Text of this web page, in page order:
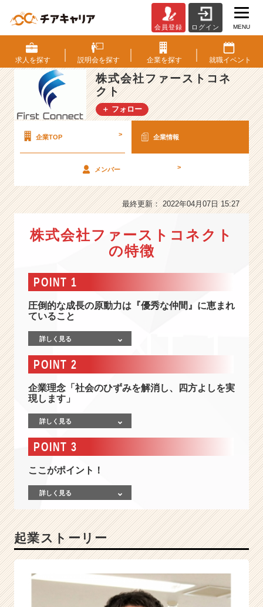
式
会
社
フ
ァ
ー
ス
ネ
ク
情
報
5
年
1
業】
歯
科
ビ
ネ
リ
ー
ィ
ン
会員登録 ログイン MENU
求人を探す 説明会を探す 企業を探す 就職イベント
株式会社ファーストコネ
クト
＋ フォロー
企業TOP > 企業情報
メンバー >
最終更新： 2022年04月07日 15:27
株式会社ファーストコネクト
の特徴
POINT 1
圧倒的な成長の原動力は『優秀な仲間』に恵まれ
ていること
詳しく見る
POINT 2
企業理念「社会のひずみを解消し、四方よしを実
現します」
詳しく見る
POINT 3
ここがポイント！
詳しく見る
起業ストーリー